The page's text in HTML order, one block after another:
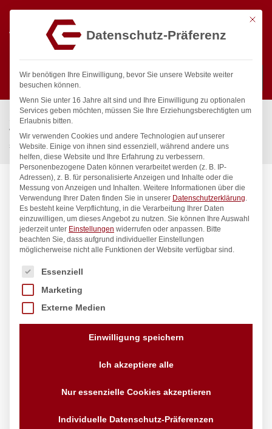
Suchen
Start / Gastronomiebedarf & Gastro Geräte für Profis
Wassertechnik
Wellnes
spa Kneipp’sche Garnitur 1/2″ Ø 20mm 3/4″ ÜM
Mit
Datenschutz-Präferenz
Wir benötigen Ihre Einwilligung, bevor Sie unsere Website weiter
besuchen können.
Wenn Sie unter 16 Jahre alt sind und Ihre Einwilligung zu optionalen
Services geben möchten, müssen Sie Ihre Erziehungsberechtigten um
Erlaubnis bitten.
Wir verwenden Cookies und andere Technologien auf unserer
Website. Einige von ihnen sind essenziell, während andere uns
helfen, diese Website und Ihre Erfahrung zu verbessern.
Personenbezogene Daten können verarbeitet werden (z. B. IP-
Adressen), z. B. für personalisierte Anzeigen und Inhalte oder die
Messung von Anzeigen und Inhalten. Weitere Informationen über die
Verwendung Ihrer Daten finden Sie in unserer Datenschutzerklärung.
Es besteht keine Verpflichtung, in die Verarbeitung Ihrer Daten
einzuwilligen, um dieses Angebot zu nutzen. Sie können Ihre Auswahl
jederzeit unter Einstellungen widerrufen oder anpassen. Bitte
beachten Sie, dass aufgrund individueller Einstellungen
möglicherweise nicht alle Funktionen der Website verfügbar sind.
Es folgt eine Liste der Service-Gruppen, für die eine
Essenziell
Marketing
Externe Medien
Einwilligung speichern
Ich akzeptiere alle
Nur essenzielle Cookies akzeptieren
Individuelle Datenschutz-Präferenzen